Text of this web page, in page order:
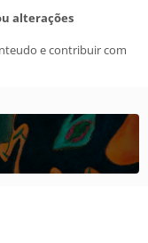
alterações
e contribuir com